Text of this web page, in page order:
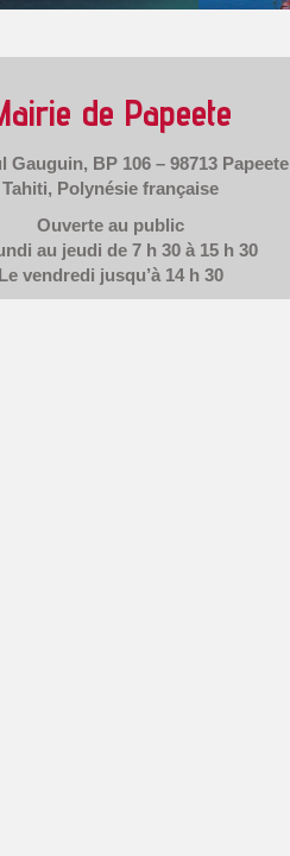
de Papeete
Gauguin, BP 106 – 98713 Papeete
Tahiti, Polynésie française
Ouverte au public
au jeudi de 7 h 30 à 15 h 30
Le vendredi jusqu’à 14 h 30